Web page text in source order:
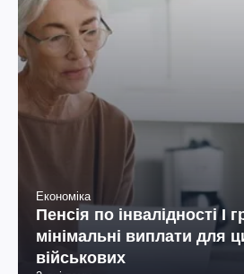
Економіка
Пенсія по інвалідності I
мінімальні виплати для
військових